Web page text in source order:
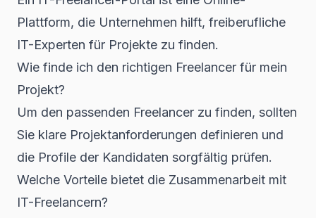
Plattform, die Unternehmen hilft, freiberufliche
IT-Experten für Projekte zu finden.
Wie finde ich den richtigen Freelancer für mein
Projekt?
Um den passenden Freelancer zu finden, sollten
Sie klare Projektanforderungen definieren und
die Profile der Kandidaten sorgfältig prüfen.
Welche Vorteile bietet die Zusammenarbeit mit
IT-Freelancern?